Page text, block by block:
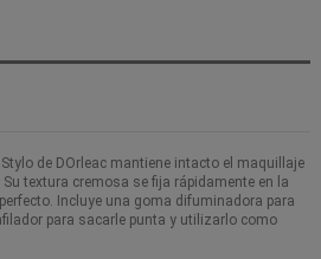
de DOrleac mantiene intacto el maquillaje
textura cremosa se fija rápidamente en la
Incluye una goma difuminadora para
para sacarle punta y utilizarlo como